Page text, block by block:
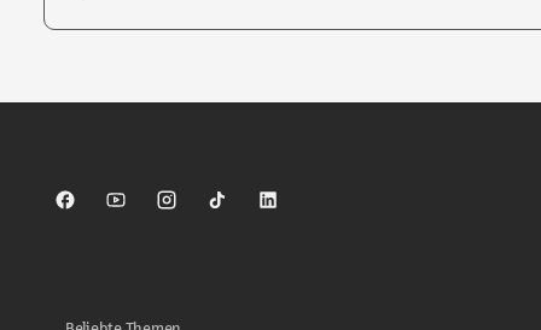
Sparkasse auf Facebook
Sparkasse auf Youtube
Sparkasse auf Instagram
Sparkasse auf TikTok
Sparkasse auf LinkedIn